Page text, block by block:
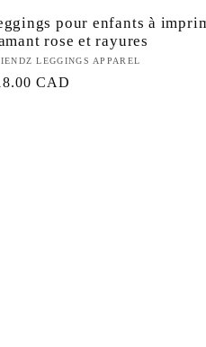
pour enfants à
rose et rayures
:
LEGGINGS APPAREL
CAD